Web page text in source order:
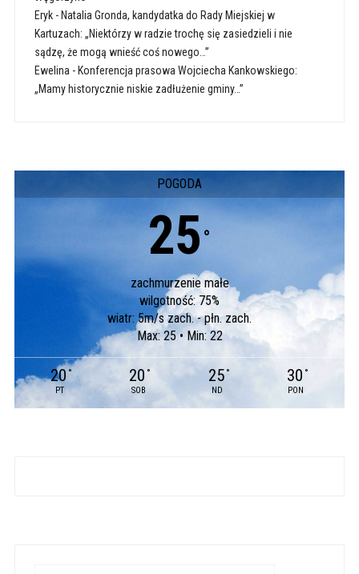
Eryk- Natalia Gronda, kandydatka do Rady Miejskiej w
Kartuzach: „Niektórzy w radzie trochę się zasiedzieli i nie
sądzę, że mogą wnieść coś nowego…”
Ewelina - Konferencja prasowa Wojciecha Kankowskiego:
„Mamy historycznie niskie zadłużenie gminy…”
POGODA
25 °
zachmurzenie małe
wilgotność: 75%
wiatr: 5m/s zach. - płn. zach.
Max: 25 • Min: 22
20 °
PT
20 °
SOB
25 °
ND
30 °
PON